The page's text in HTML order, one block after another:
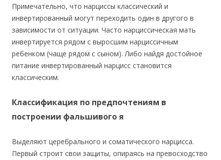
Примечательно, что нарциссы классический и
инвертированный могут переходить один в другого в
зависимости от ситуации. Часто нарциссическая мать
инвертируется рядом с выросшим нарциссичным
ребенком (чаще рядом с сыном). Либо найдя достойное
питание инвертированный нарцисс становится
классическим.
Классификация по предпочтениям в
построении фальшивого я
Выделяют церебрального и соматического нарцисса.
Первый строит свои защиты, опираясь на превосходство